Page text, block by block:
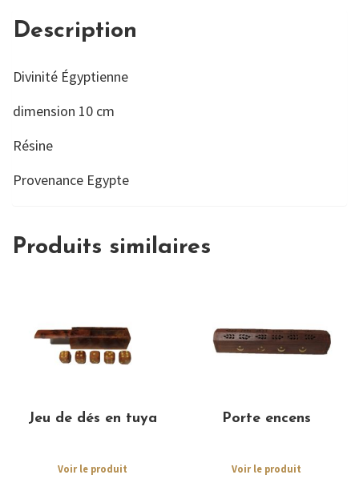
Description
Divinité Égyptienne
dimension 10 cm
Résine
Provenance Egypte
Produits similaires
Jeu de dés en tuya
Voir le produit
Porte encens
Voir le produit